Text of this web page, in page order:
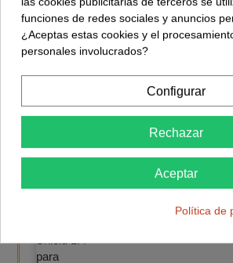
Nuevo
Placa GIGA R1 WiFi
Comprar
Proto Shield Mega V3
funciones de redes sociales y anuncios
¿Aceptas estas cookies y el
personales involucrados?
Configurar
Rechazar
Aceptar
Política de